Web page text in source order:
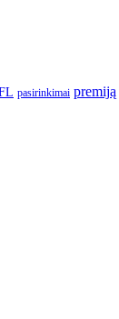
pasirinkimai premiją